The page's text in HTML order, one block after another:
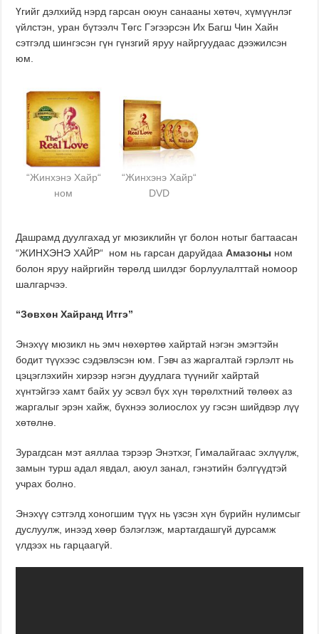
Үгийг дэлхийд нэрд гарсан оюун санааны хөтөч, хүмүүнлэг
үйлстэн, уран бүтээлч Төгс Гэгээрсэн Их Багш Чин Хайн
сэтгэлд шингэсэн гүн гүнзгий яруу найргуудаас дээжилсэн
юм.
“Жинхэнэ Хайр“
ном
“Жинхэнэ Хайр“
DVD
Дашрамд дуулгахад уг мюзиклийн үг болон нотыг багтаасан
“ЖИНХЭНЭ ХАЙР“ ном нь гарсан даруйдааАмазоны ном
болон яруу найргийн төрөлд шилдэг борлуулалттай номоор
шалгарчээ.
“Зөвхөн Хайранд Итгэ”
Энэхүү мюзикл нь эмч нөхөртөө хайртай нэгэн эмэгтэйн
бодит түүхээс сэдэвлэсэн юм. Гэвч аз жаргалтай гэрлэлт нь
цэцэглэхийн хирээр нэгэн дуудлага түүнийг хайртай
хүнтэйгээ хамт байх уу эсвэл бүх хүн төрөлхтний төлөөх аз
жаргалыг эрэн хайж, бүхнээ золиослох уу гэсэн шийдвэр лүү
хөтөлнө.
Зурагдсан мэт аяллаа тэрээр Энэтхэг, Гималайгаас эхлүүлж,
замын турш адал явдал, аюул занал, гэнэтийн бэлгүүдтэй
учрах болно.
Энэхүү сэтгэлд хоногшим түүх нь үзсэн хүн бүрийн нулимсыг
дуслуулж, инээд хөөр бэлэглэж, мартагдашгүй дурсамж
үлдээх нь гарцаагүй.